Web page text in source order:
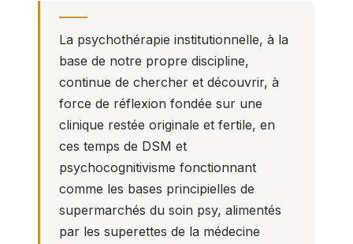
La psychothérapie institutionnelle, à la
base de notre propre discipline,
continue de chercher et découvrir, à
force de réflexion fondée sur une
clinique restée originale et fertile, en
ces temps de DSM et
psychocognitivisme fonctionnant
comme les bases principielles de
supermarchés du soin psy, alimentés
par les superettes de la médecine